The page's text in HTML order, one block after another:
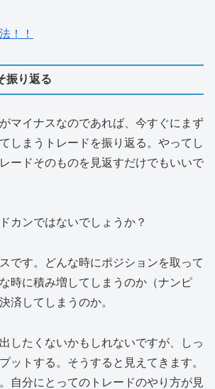
！！
振り返る
マイナスなのであれば、今すぐにまず
しまうトレードを振り返る。やってし
ードそのものを見返すだけでもいいで
カンではないでしょうか？
です。どんな時にポジションを取って
時に積み増してしまうのか（ナンピ
済してしまうのか。
したくないかもしれないですが、しっ
ットする。そうすると見えてきます。
自分にとってのトレードのやり方が見